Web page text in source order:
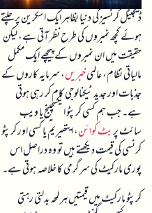
ڈیجیٹل کرنسیز کی دنیا بظاہر ایک اسکرین پر چلتے
ہوئے کچھ نمبروں کی طرح نظر آتی ہے، لیکن
حقیقت میں ان نمبروں کے پیچھے ایک مکمل
مالیاتی نظام، عالمیخبریں، سرمایہ کاروں کے
جذبات اور جدید ٹیکنالوجی کام کر رہی ہوتی
ہے۔ جب ہم کسی کرپٹو ایکسچینج یا ویب
سائٹ پربٹ کوائن، ایتھیریم یا کسی اور کرپٹو
کرنسی کی قیمت دیکھتے ہیں تو وہ دراصل اس
پوری مارکیٹ کی سرگرمی کا خلاصہ ہوتی ہے۔
کرپٹو مارکیٹ میں قیمتیں ہر لمحہ بدلتی رہتی